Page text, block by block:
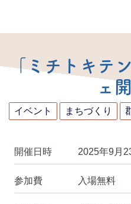
「ミチトキテ
ェ
イベント まちづくり
開催日時 2025年9月
参加費 入場無料